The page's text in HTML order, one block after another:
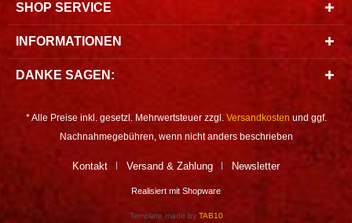
SHOP SERVICE
INFORMATIONEN
DANKE SAGEN:
* Alle Preise inkl. gesetzl. Mehrwertsteuer zzgl. Versandkosten und ggf.
Nachnahmegebühren, wenn nicht anders beschrieben
Kontakt Versand & Zahlung Newsletter
Realisiert mit Shopware
Template made by TAB10